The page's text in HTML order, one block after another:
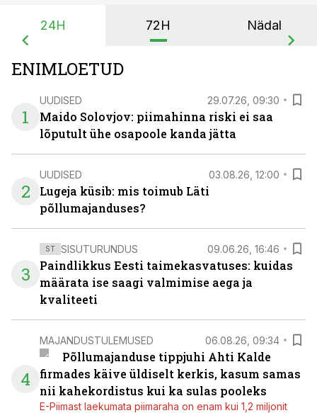
24H 72H Nädal
ENIMLOETUD
1
UUDISED 29.07.26, 09:30
Maido Solovjov: piimahinna riski ei saa
lõputult ühe osapoole kanda jätta
2
UUDISED 03.08.26, 12:00
Lugeja küsib: mis toimub Läti
põllumajanduses?
3
ST SISUTURUNDUS 09.06.26, 16:46
Paindlikkus Eesti taimekasvatuses: kuidas
määrata ise saagi valmimise aega ja
kvaliteeti
4
MAJANDUSTULEMUSED 06.08.26, 09:34
Põllumajanduse tippjuhi Ahti Kalde
firmades käive üldiselt kerkis, kasum samas
nii kahekordistus kui ka sulas pooleks
E-Piimast laekumata piimaraha on enam kui 1,2 miljonit